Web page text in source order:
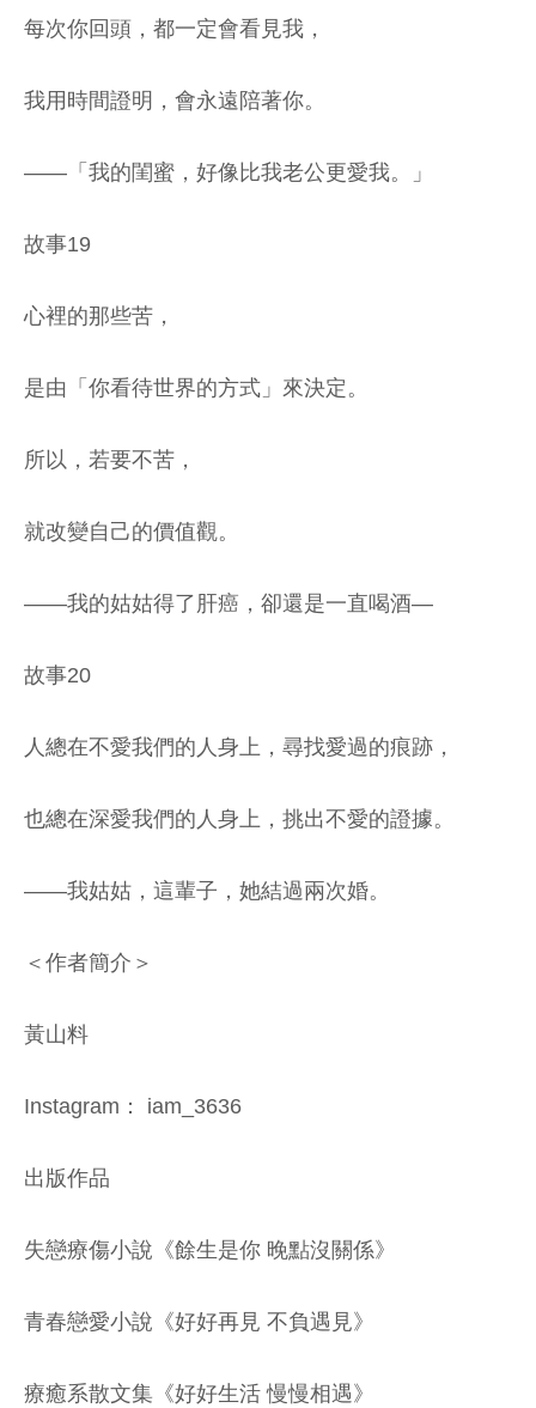
每次你回頭，都一定會看見我，
我用時間證明，會永遠陪著你。
——「我的閨蜜，好像比我老公更愛我。」
故事19
心裡的那些苦，
是由「你看待世界的方式」來決定。
所以，若要不苦，
就改變自己的價值觀。
——我的姑姑得了肝癌，卻還是一直喝酒—
故事20
人總在不愛我們的人身上，尋找愛過的痕跡，
也總在深愛我們的人身上，挑出不愛的證據。
——我姑姑，這輩子，她結過兩次婚。
＜作者簡介＞
黃山料
Instagram： iam_3636
出版作品
失戀療傷小說《餘生是你 晚點沒關係》
青春戀愛小說《好好再見 不負遇見》
療癒系散文集《好好生活 慢慢相遇》